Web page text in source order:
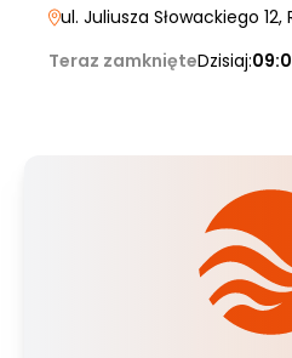
ul. Juliusza Słowackiego 12,
Teraz zamknięteDzisiaj: